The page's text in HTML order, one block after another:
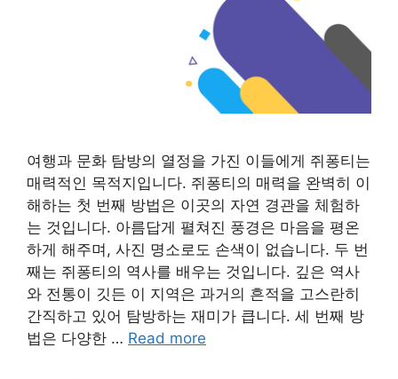
여행과 문화 탐방의 열정을 가진 이들에게 쥐퐁티는
매력적인 목적지입니다. 쥐퐁티의 매력을 완벽히 이
해하는 첫 번째 방법은 이곳의 자연 경관을 체험하
는 것입니다. 아름답게 펼쳐진 풍경은 마음을 평온
하게 해주며, 사진 명소로도 손색이 없습니다. 두 번
째는 쥐퐁티의 역사를 배우는 것입니다. 깊은 역사
와 전통이 깃든 이 지역은 과거의 흔적을 고스란히
간직하고 있어 탐방하는 재미가 큽니다. 세 번째 방
법은 다양한 … Read more